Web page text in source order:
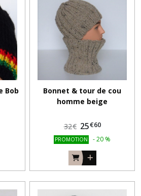
Bob
Bonnet & tour de cou
homme beige
32€ 25€60
PROMOTION -20 %